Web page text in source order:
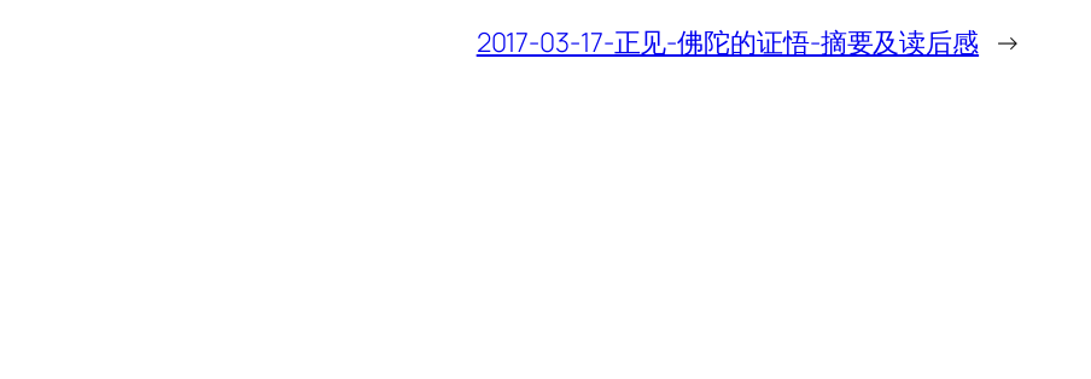
2017-03-17-正见-佛陀的证悟-摘要及读后感 →